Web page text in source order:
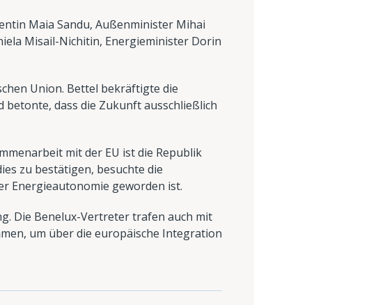
Maia Sandu, Außenminister Mihai
Misail-Nichitin, Energieminister Dorin
Union. Bettel bekräftigte die
dass die Zukunft ausschließlich
mit der EU ist die Republik
zu bestätigen, besuchte die
Energieautonomie geworden ist.
Die Benelux-Vertreter trafen auch mit
um über die europäische Integration